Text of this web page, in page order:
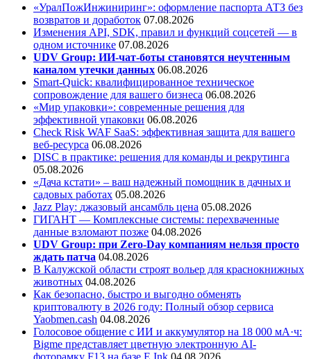
«УралПожИнжиниринг»: оформление паспорта АТЗ без
возвратов и доработок 07.08.2026
Изменения API, SDK, правил и функций соцсетей — в
одном источнике 07.08.2026
UDV Group: ИИ-чат-боты становятся неучтенным
каналом утечки данных 06.08.2026
Smart-Quick: квалифицированное техническое
сопровождение для вашего бизнеса 06.08.2026
«Мир упаковки»: современные решения для
эффективной упаковки 06.08.2026
Check Risk WAF SaaS: эффективная защита для вашего
веб-ресурса 06.08.2026
DISC в практике: решения для команды и рекрутинга
05.08.2026
«Дача кстати» – ваш надежный помощник в дачных и
садовых работах 05.08.2026
Jazz Play: джазовый ансамбль цена 05.08.2026
ГИГАНТ — Комплексные системы: перехваченные
данные взломают позже 04.08.2026
UDV Group: при Zero-Day компаниям нельзя просто
ждать патча 04.08.2026
В Калужской области строят вольер для краснокнижных
животных 04.08.2026
Как безопасно, быстро и выгодно обменять
криптовалюту в 2026 году: Полный обзор сервиса
Yaobmen.cash 04.08.2026
Голосовое общение с ИИ и аккумулятор на 18 000 мА·ч:
Bigme представляет цветную электронную AI-
фоторамку F13 на базе E Ink 04.08.2026